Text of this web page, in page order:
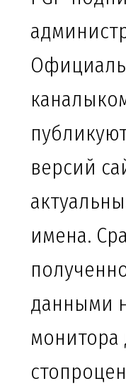
версий
имена.
данными
монитора